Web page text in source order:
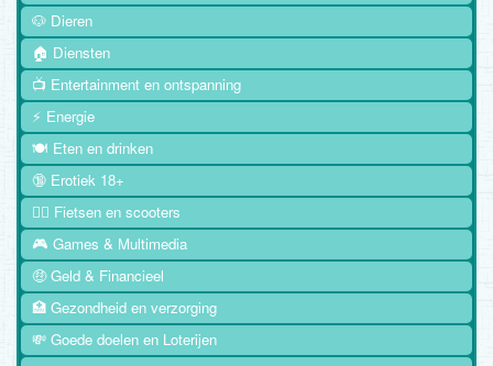
🐶 Dieren
🏠 Diensten
📺 Entertainment en ontspanning
⚡ Energie
🍽️ Eten en drinken
🔞 Erotiek 18+
🚴‍♂️ Fietsen en scooters
🎮 Games & Multimedia
🤑 Geld & Financieel
🏥 Gezondheid en verzorging
💸 Goede doelen en Loterijen